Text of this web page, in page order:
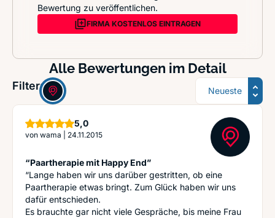
Bewertung zu veröffentlichen.
FIRMA KOSTENLOS EINTRAGEN
Alle Bewertungen im Detail
Filter: Sortierung
5,0Sterne
von wama 24.11.2015
“Paartherapie mit Happy End”
“Lange haben wir uns darüber gestritten, ob eine
Paartherapie etwas bringt. Zum Glück haben wir uns
dafür entschieden.
Es brauchte gar nicht viele Gespräche, bis meine Frau